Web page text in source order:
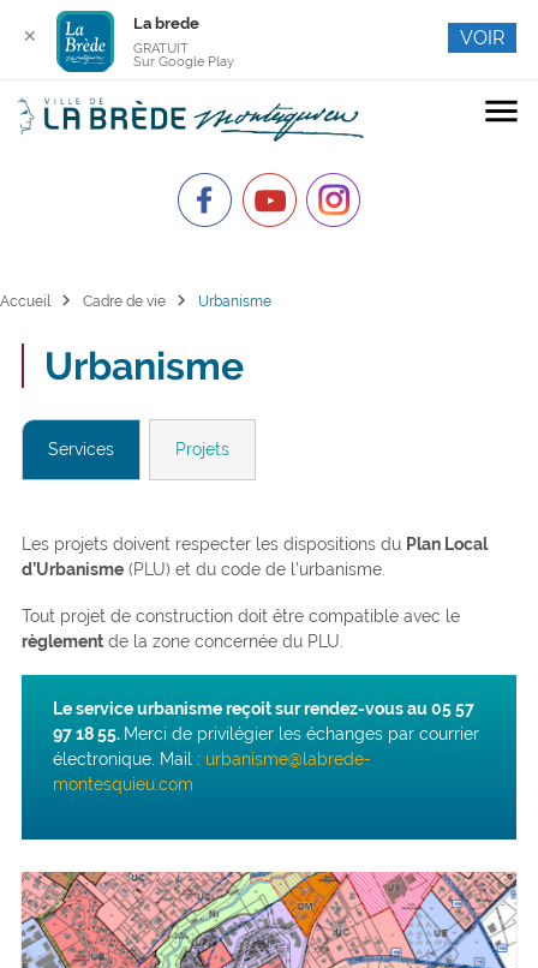
menu
Accueil chevron_right Cadre de vie chevron_right Urbanisme
Urbanisme
Services Projets
Les projets doivent respecter les dispositions du Plan Local
d’Urbanisme(PLU) et du code de l’urbanisme.
Tout projet de construction doit être compatible avec le
règlementde la zone concernée du PLU.
Le service urbanisme reçoit sur rendez-vous au 05 57
97 18 55. Merci de privilégier les échanges par courrier
électronique. Mail : urbanisme@labrede-
montesquieu.com
✕
La brede
GRATUIT
Sur Google Play
VOIR